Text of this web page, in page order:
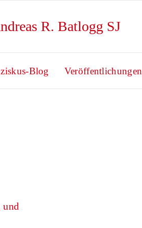
R. Batlogg SJ
Blog Veröffentlichungen